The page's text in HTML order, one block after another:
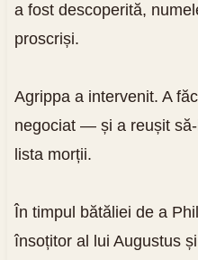
a fost descoperită,
proscriși.
Agrippa a intervenit. A
negociat — și a reușit
lista morții.
În timpul bătăliei de a
însoțitor al lui Augustus